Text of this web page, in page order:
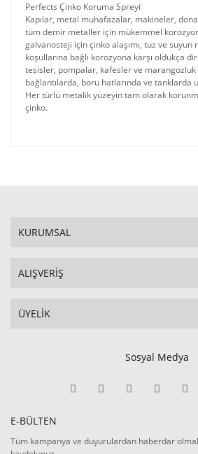
Perfects Çinko Koruma Spreyi
Kapılar, metal muhafazalar, makineler,
tüm demir metaller için mükemmel
galvanosteji için çinko alaşımı, tuz ve suyun
koşullarına bağlı korozyona karşı oldukça
tesisler, pompalar, kafesler ve marangozluk
bağlantılarda, boru hatlarında ve tanklarda
Her türlü metalik yüzeyin tam olarak
çinko.
KURUMSAL
ALIŞVERİŞ
ÜYELİK
Sosyal Medya
E-BÜLTEN
Tüm kampanya ve duyurulardan haberdar